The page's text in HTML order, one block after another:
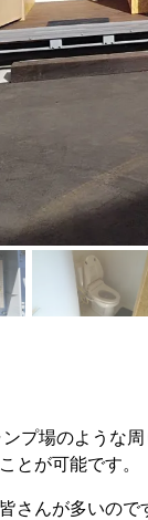
プ場のような
とが可能です。
んが多いので